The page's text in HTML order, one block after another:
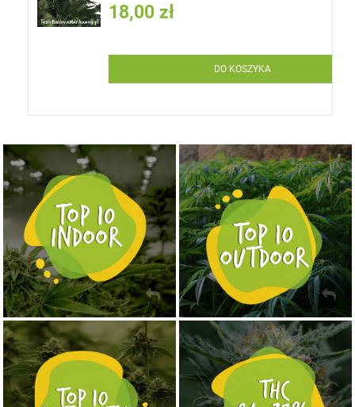
18,00 zł
DO KOSZYKA
NASIONA MARIHUANY TOP 10 INDOOR
KUP TERAZ NASIONA MARIHUANY TOP 10 OUTDOOR
KUP TERAZ
NASIONA MARIHUANY TOP 10 AUTOFLOWERING
KUP TERAZ MOCNE ODMIANY MARIHUANY THC OD 24 - 37%
KUP TERAZ